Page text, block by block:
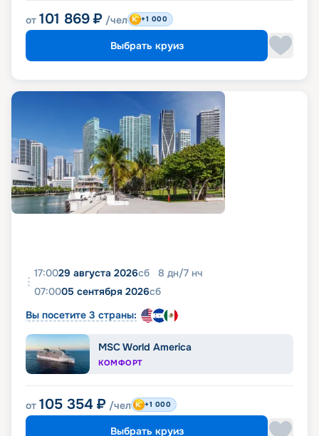
от 101 869 ₽ /чел +1 000
Выбрать круиз
17:0029 августа 2026сб 8 дн/7 нч
07:0005 сентября 2026сб
Вы посетите 3 страны:
MSC World America
КОМФОРТ
от 105 354 ₽ /чел +1 000
Выбрать круиз